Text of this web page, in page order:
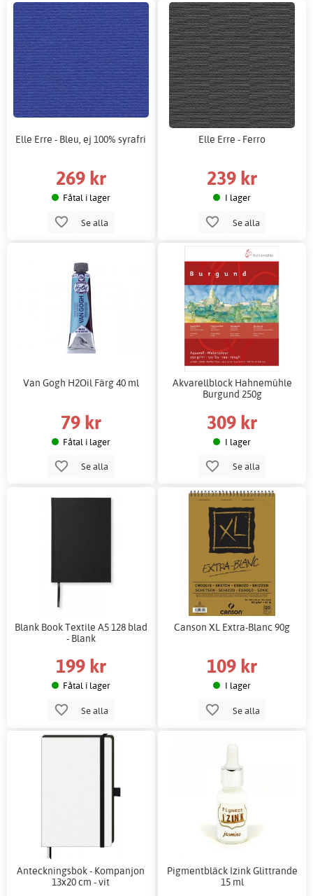
Elle Erre - Bleu, ej 100% syrafri
269 kr
Fåtal i lager
Se alla
Elle Erre - Ferro
239 kr
I lager
Se alla
Van Gogh H2Oil Färg 40 ml
79 kr
Fåtal i lager
Se alla
Akvarellblock Hahnemühle
Burgund 250g
309 kr
I lager
Se alla
Blank Book Textile A5 128 blad
- Blank
199 kr
Fåtal i lager
Se alla
Canson XL Extra-Blanc 90g
109 kr
I lager
Se alla
Anteckningsbok - Kompanjon
13x20 cm - vit
Pigmentbläck Izink Glittrande
15 ml